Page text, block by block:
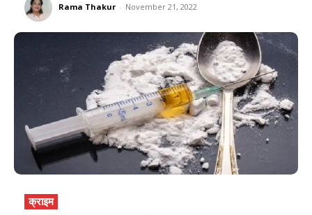
Rama Thakur - November 21, 2022
क्राइम